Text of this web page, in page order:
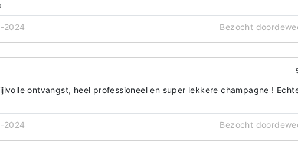
2024 Bezocht
ontvangst, heel professioneel en super lekkere champagne !
2024 Bezocht